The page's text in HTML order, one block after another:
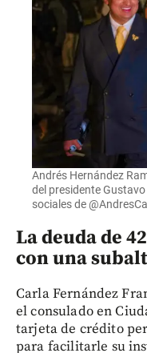
Andrés Hernández
del presidente
sociales de
La deuda de
con una
Carla Fernández
el consulado en
tarjeta de crédito
para facilitarle su